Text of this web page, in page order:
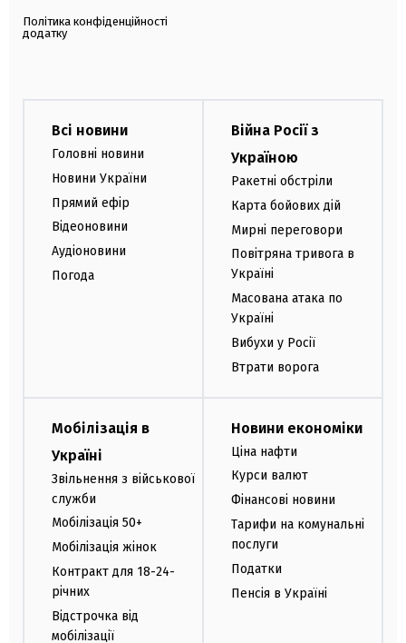
Політика конфіденційності
додатку
Всі новини
Головні новини
Новини України
Прямий ефір
Відеоновини
Аудіоновини
Погода
Війна Росії з
Україною
Ракетні обстріли
Карта бойових дій
Мирні переговори
Повітряна тривога в
Україні
Масована атака по
Україні
Вибухи у Росії
Втрати ворога
Мобілізація в
Україні
Звільнення з військової
служби
Мобілізація 50+
Мобілізація жінок
Контракт для 18-24-
річних
Відстрочка від
мобілізації
Новини економіки
Ціна нафти
Курси валют
Фінансові новини
Тарифи на комунальні
послуги
Податки
Пенсія в Україні